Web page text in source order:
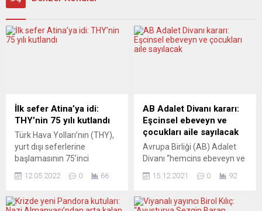
İlk sefer Atina’ya idi:
THY’nin 75 yılı kutlandı
Türk Hava Yolları’nın (THY),
yurt dışı seferlerine
başlamasının 75’inci
yapıldığı Yunanistan’ın
düzenlenen bir etkinlikle
12.05.2022 0 66
AB Adalet Divanı kararı:
Eşcinsel ebeveyn ve
çocukları aile sayılacak
Avrupa Birliği (AB) Adalet
Divanı “hemcins ebeveyn ve
aile olarak kabul edilmesine
mahkemesinden yapılan
15.12.2021 0 92